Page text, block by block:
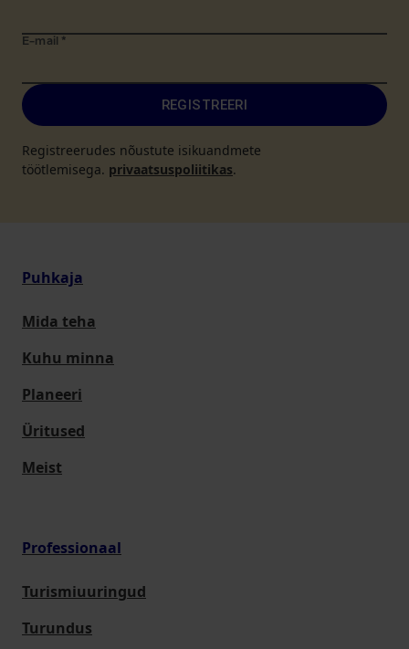
E-mail *
REGISTREERI
Registreerudes nõustute isikuandmete
töötlemisega. privaatsuspoliitikas.
Puhkaja
Mida teha
Kuhu minna
Planeeri
Üritused
Meist
Professionaal
Turismiuuringud
Turundus